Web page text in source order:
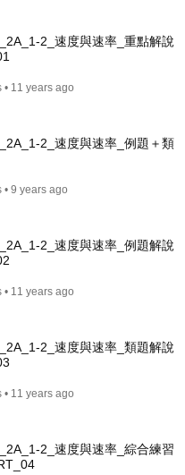
科學到科技 | 111-2
2_速度與速率_重點解說
• 11 years ago
2_速度與速率_例題＋類
• 9 years ago
2_速度與速率_例題解說
• 11 years ago
2_速度與速率_類題解說
• 11 years ago
2_速度與速率_綜合練習